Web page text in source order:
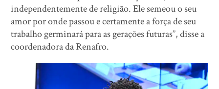
independentemente de religião. Ele semeou o seu
amor por onde passou e certamente a força de seu
trabalho germinará para as gerações futuras”, disse a
coordenadora da Renafro.